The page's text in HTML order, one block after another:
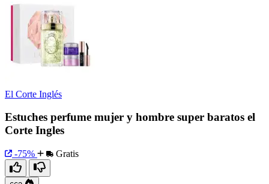
El Corte Inglés
Estuches perfume mujer y hombre super baratos el
Corte Ingles
-75% Gratis